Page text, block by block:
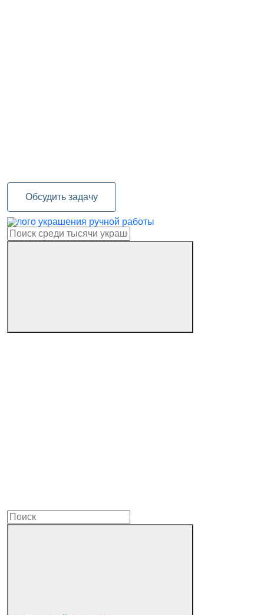
Обсудить задачу
украшения ручной работы